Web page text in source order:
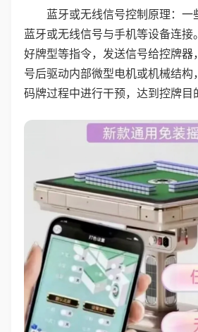
蓝牙或无线信号控制原理：一
蓝牙或无线信号与手机等设备连接
好牌型等指令，发送信号给控牌器
号后驱动内部微型电机或机械结构
码牌过程中进行干预，达到控牌目